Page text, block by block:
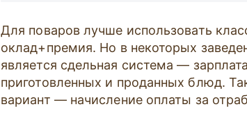
Для поваров лучше использовать
оклад+премия. Но в некоторых
является сдельная система —
приготовленных и проданных блюд.
вариант — начисление оплаты за